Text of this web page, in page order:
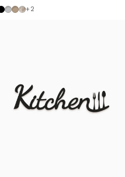
Nero
Grigio Medio
Tortora
Shabby
+2